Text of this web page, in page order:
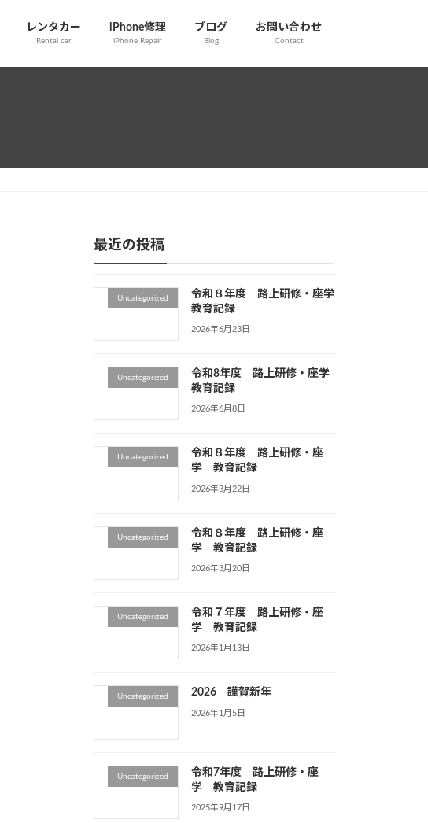
レンタカー
Rental car
iPhone修理
iPhone Repair
ブログ
Blog
お問い合わせ
Contact
最近の投稿
Uncategorized
令和８年度 路上研修・座学
教育記録
2026年6月23日
Uncategorized
令和8年度 路上研修・座学
教育記録
2026年6月8日
Uncategorized
令和８年度 路上研修・座
学 教育記録
2026年3月22日
Uncategorized
令和８年度 路上研修・座
学 教育記録
2026年3月20日
Uncategorized
令和７年度 路上研修・座
学 教育記録
2026年1月13日
Uncategorized 2026 謹賀新年
2026年1月5日
Uncategorized
令和7年度 路上研修・座
学 教育記録
2025年9月17日